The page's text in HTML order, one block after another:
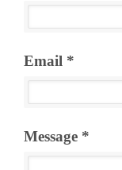
Email *
Message *